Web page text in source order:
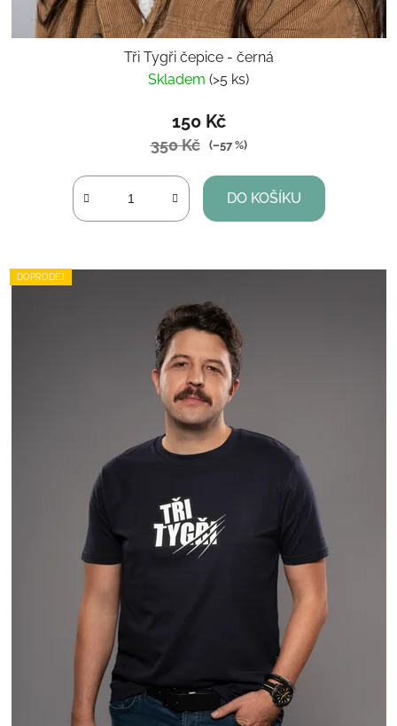
Tři Tygři čepice - černá
Skladem (>5 ks)
150 Kč
350 Kč (–57 %)
DO KOŠÍKU
DOPRODEJ